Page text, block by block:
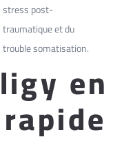
stress post-
traumatique et du
trouble somatisation.